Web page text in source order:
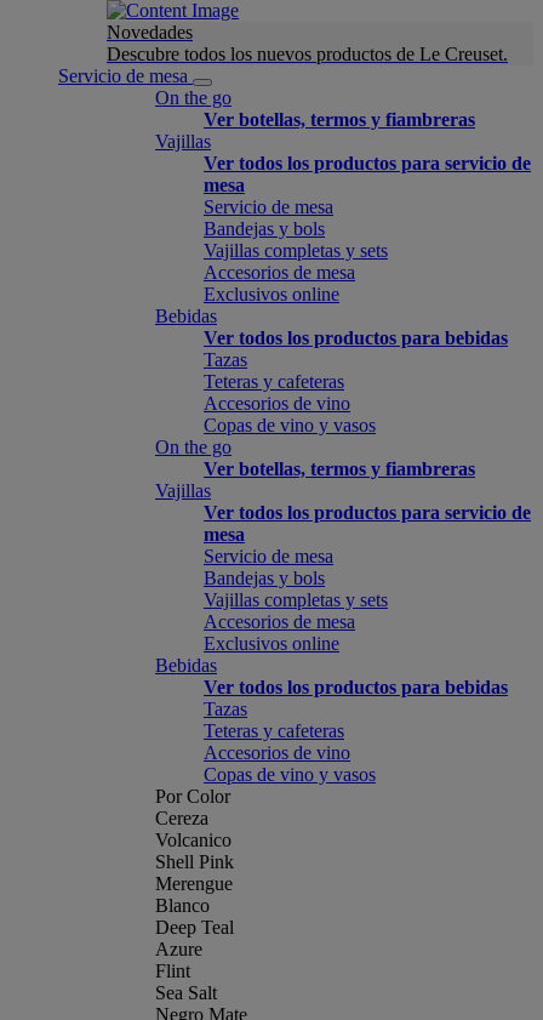
Novedades
Descubre todos los nuevos productos de Le Creuset.
Servicio de mesa
On the go
Ver botellas, termos y fiambreras
Vajillas
Ver todos los productos para servicio de
mesa
Servicio de mesa
Bandejas y bols
Vajillas completas y sets
Accesorios de mesa
Exclusivos online
Bebidas
Ver todos los productos para bebidas
Tazas
Teteras y cafeteras
Accesorios de vino
Copas de vino y vasos
On the go
Ver botellas, termos y fiambreras
Vajillas
Ver todos los productos para servicio de
mesa
Servicio de mesa
Bandejas y bols
Vajillas completas y sets
Accesorios de mesa
Exclusivos online
Bebidas
Ver todos los productos para bebidas
Tazas
Teteras y cafeteras
Accesorios de vino
Copas de vino y vasos
Por Color
Cereza
Volcanico
Shell Pink
Merengue
Blanco
Deep Teal
Azure
Flint
Sea Salt
Negro Mate